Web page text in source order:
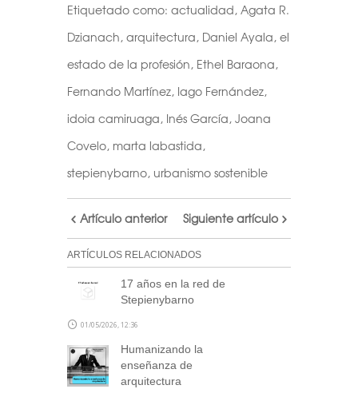
Etiquetado como: actualidad, Agata R.
Dzianach, arquitectura, Daniel Ayala, el
estado de la profesión, Ethel Baraona,
Fernando Martínez, Iago Fernández,
idoia camiruaga, Inés García, Joana
Covelo, marta labastida,
stepienybarno, urbanismo sostenible
Artículo anterior Siguiente artículo
ARTÍCULOS RELACIONADOS
17 años en la red de
Stepienybarno
01/05/2026, 12:36
Humanizando la
enseñanza de
arquitectura